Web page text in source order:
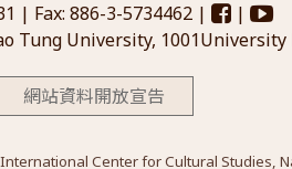
| Fax: 886-3-5734462 |
|
Tung University, 1001University
網站資料開放宣告
Center for Cultural Studies,